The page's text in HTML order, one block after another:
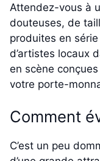
Attendez-vous à
douteuses, de
produites en
d’artistes locaux
en scène
votre porte-
Comment
C’est un peu